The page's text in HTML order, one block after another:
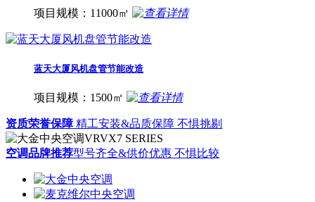
项目规模：11000㎡
蓝天大厦风机盘管节能改造
项目规模：1500㎡
资质荣誉保障精工安装&品质保障 不惧挑剔
空调品牌推荐型号齐全&供价优惠 不惧比较